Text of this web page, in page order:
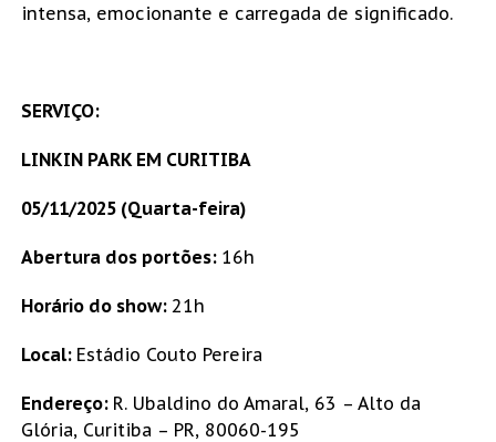
intensa, emocionante e carregada de significado.
SERVIÇO:
LINKIN PARK EM CURITIBA
05/11/2025 (Quarta-feira)
Abertura dos portões: 16h
Horário do show: 21h
Local: Estádio Couto Pereira
Endereço: R. Ubaldino do Amaral, 63 – Alto da
Glória, Curitiba – PR, 80060-195